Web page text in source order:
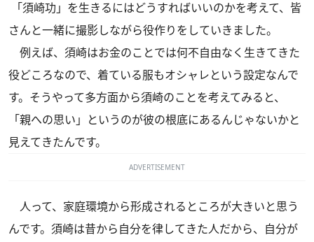
「須崎功」を生きるにはどうすればいいのかを考えて、皆
さんと一緒に撮影しながら役作りをしていきました。
例えば、須崎はお金のことでは何不自由なく生きてきた
役どころなので、着ている服もオシャレという設定なんで
す。そうやって多方面から須崎のことを考えてみると、
「親への思い」というのが彼の根底にあるんじゃないかと
見えてきたんです。
ADVERTISEMENT
人って、家庭環境から形成されるところが大きいと思う
んです。須崎は昔から自分を律してきた人だから、自分が